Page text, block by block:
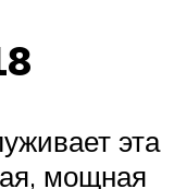
эта
мощная